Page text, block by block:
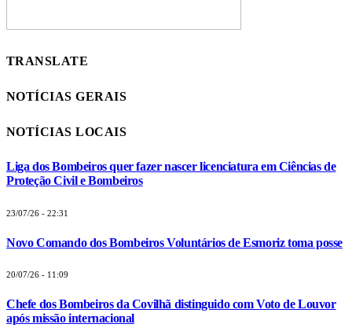
TRANSLATE
NOTÍCIAS GERAIS
NOTÍCIAS LOCAIS
Liga dos Bombeiros quer fazer nascer licenciatura em Ciências de
Proteção Civil e Bombeiros
23/07/26 - 22:31
Novo Comando dos Bombeiros Voluntários de Esmoriz toma posse
20/07/26 - 11:09
Chefe dos Bombeiros da Covilhã distinguido com Voto de Louvor
após missão internacional